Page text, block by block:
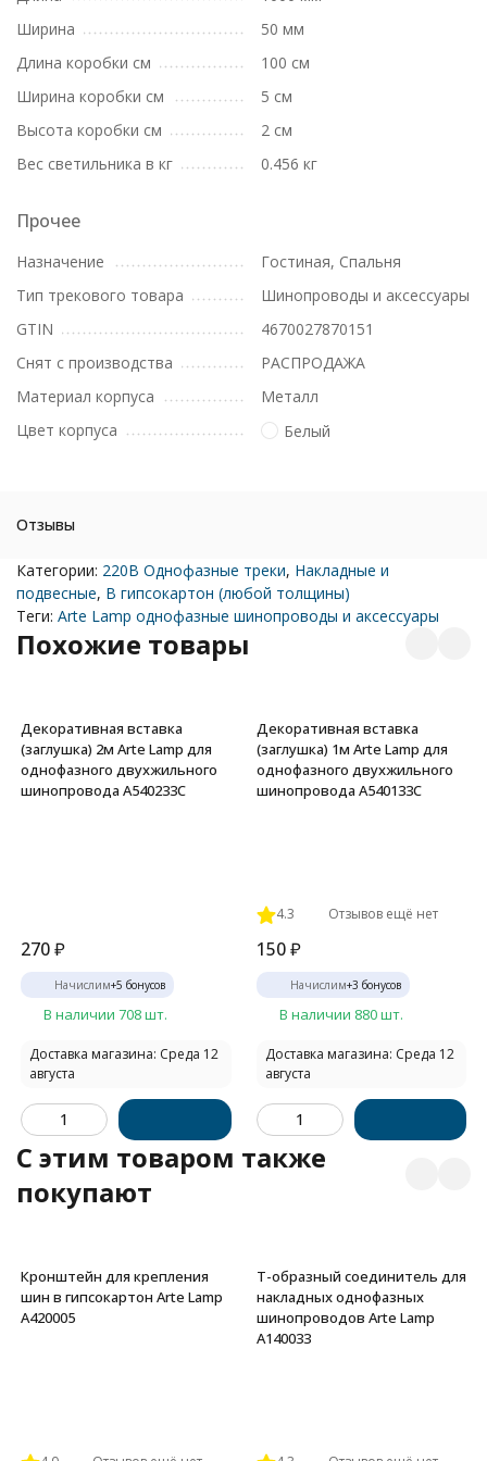
Ширина
50 мм
Длина коробки см
100 см
Ширина коробки см
5 см
Высота коробки см
2 см
Вес светильника в кг
0.456 кг
Прочее
Назначение
Гостиная, Спальня
Тип трекового товара
Шинопроводы и аксессуары
GTIN
4670027870151
Снят с производства
РАСПРОДАЖА
Материал корпуса
Металл
Цвет корпуса
Белый
Отзывы
Категории: 220В Однофазные треки, Накладные и
подвесные, В гипсокартон (любой толщины)
Теги: Arte Lamp однофазные шинопроводы и аксессуары
Похожие товары
Декоративная вставка
(заглушка) 2м Arte Lamp для
однофазного двухжильного
шинопровода A540233С
270₽
Начислим+5 бонусов
В наличии 708 шт.
Доставка магазина: Среда 12
августа
Декоративная вставка
(заглушка) 1м Arte Lamp для
однофазного двухжильного
шинопровода A540133С
4.3 Отзывов ещё нет
150 ₽
Начислим+3 бонусов
В наличии 880 шт.
Доставка магазина: Среда 12
августа
C этим товаром также
покупают
Кронштейн для крепления
шин в гипсокартон Arte Lamp
A420005
Т-образный соединитель для
накладных однофазных
шинопроводов Arte Lamp
A140033